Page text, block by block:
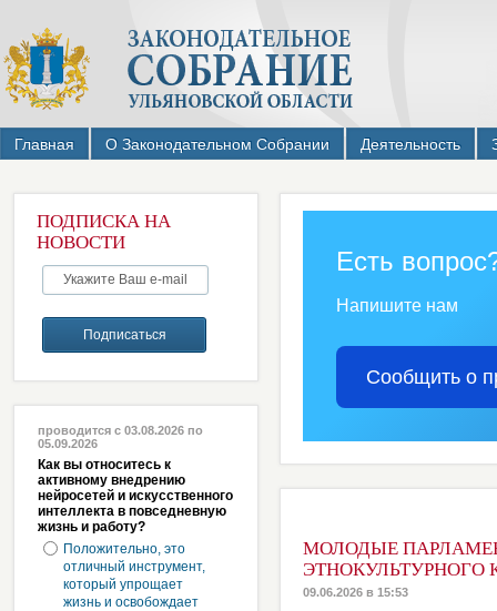
Главная О Законодательном Собрании Деятельность
ПОДПИСКА НА
НОВОСТИ
проводится с 03.08.2026 по
05.09.2026
Как вы относитесь к
активному внедрению
нейросетей и искусственного
интеллекта в повседневную
жизнь и работу?
Положительно, это
отличный инструмент,
который упрощает
жизнь и освобождает
Есть
Напишите нам
Сообщить о
МОЛОДЫЕ
ЭТНОКУЛЬТУРНОГО
09.06.2026 в 15:53